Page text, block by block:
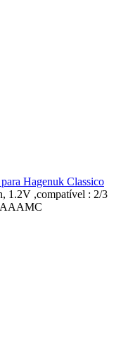
Hagenuk Classico
1.2V ,compatível : 2/3